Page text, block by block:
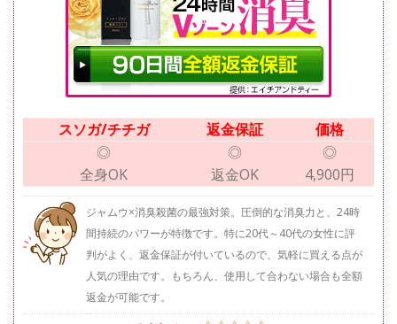
スソガ/チチガ 返金保証
価格
◎
全身OK
◎
返金OK
◎
4,900円
ジャムウ×消臭殺菌の最強対策。圧倒的な消臭力と、24時
間持続のパワーが特徴です。特に20代～40代の女性に評
判がよく、返金保証が付いているので、気軽に買える点が
人気の理由です。もちろん、使用して合わない場合も全額
返金が可能です。